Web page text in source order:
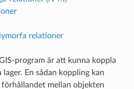
relationer
program är att kunna koppla
En sådan koppling kan
förhållandet mellan objekten